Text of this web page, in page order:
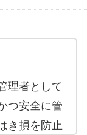
理者として
つ安全に管
き損を防止